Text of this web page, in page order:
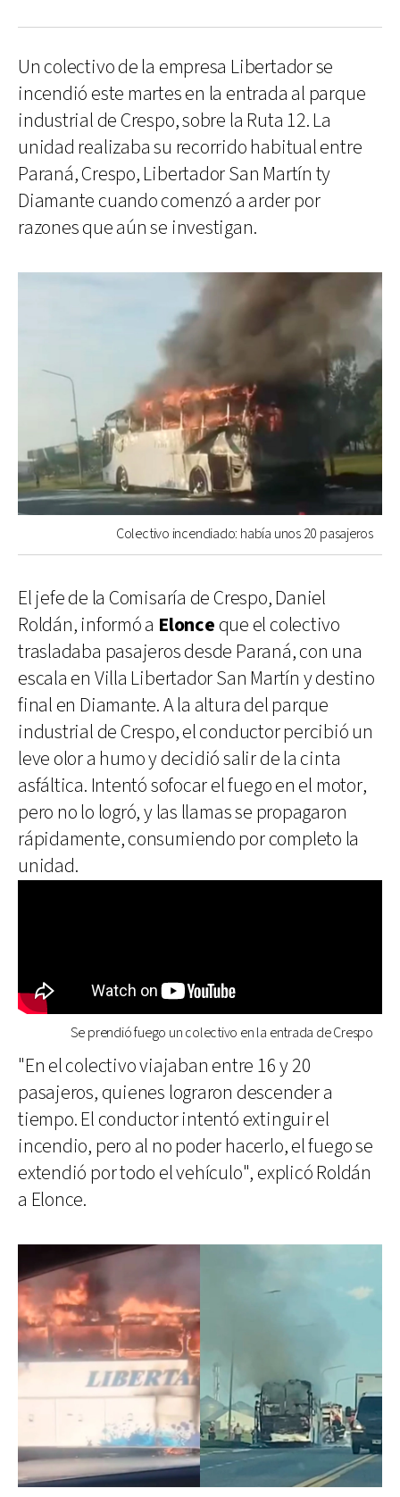
Un colectivo de la empresa Libertador se
incendió este martes en la entrada al parque
industrial de Crespo, sobre la Ruta 12. La
unidad realizaba su recorrido habitual entre
Paraná, Crespo, Libertador San Martín ty
Diamante cuando comenzó a arder por
razones que aún se investigan.
Colectivo incendiado: había unos 20 pasajeros
El jefe de la Comisaría de Crespo, Daniel
Roldán, informó a Elonce que el colectivo
trasladaba pasajeros desde Paraná, con una
escala en Villa Libertador San Martín y destino
final en Diamante. A la altura del parque
industrial de Crespo, el conductor percibió un
leve olor a humo y decidió salir de la cinta
asfáltica. Intentó sofocar el fuego en el motor,
pero no lo logró, y las llamas se propagaron
rápidamente, consumiendo por completo la
unidad.
Se prendió fuego un colectivo en la entrada de Crespo
"En el colectivo viajaban entre 16 y 20
pasajeros, quienes lograron descender a
tiempo. El conductor intentó extinguir el
incendio, pero al no poder hacerlo, el fuego se
extendió por todo el vehículo", explicó Roldán
a Elonce.